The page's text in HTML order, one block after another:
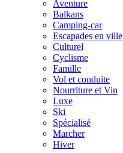
Aventure
Balkans
Camping-car
Escapades en ville
Culturel
Cyclisme
Famille
Vol et conduite
Nourriture et Vin
Luxe
Ski
Spécialisé
Marcher
Hiver